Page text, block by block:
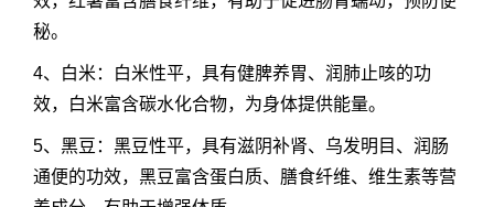
秘。
4、白米：白米性平，具有健脾养胃、润肺止咳的功
效，白米富含碳水化合物，为身体提供能量。
5、黑豆：黑豆性平，具有滋阴补肾、乌发明目、润肠
通便的功效，黑豆富含蛋白质、膳食纤维、维生素等营